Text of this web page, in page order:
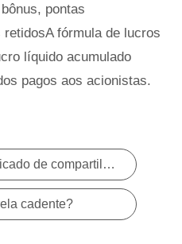
pontas
fórmula de lucros
líquido acumulado
pagos aos acionistas.
O que é um certificado de compartilhamento?
cadente?